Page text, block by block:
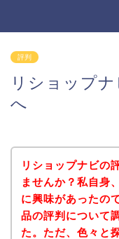
評判
リショップ
へ
リショップナビの
ませんか？私自身
に興味があったの
品の評判について
た。ただ、色々と